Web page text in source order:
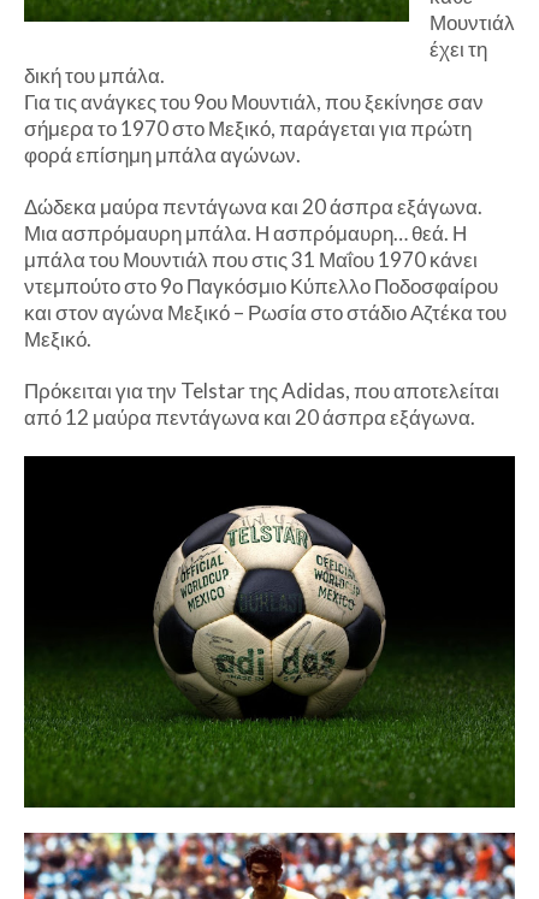
Μουντιάλ
έχει τη
δική του μπάλα.
Για τις ανάγκες του 9ου Μουντιάλ, που ξεκίνησε σαν
σήμερα το 1970 στο Μεξικό, παράγεται για πρώτη
φορά επίσημη μπάλα αγώνων.
Δώδεκα μαύρα πεντάγωνα και 20 άσπρα εξάγωνα.
Μια ασπρόμαυρη μπάλα. Η ασπρόμαυρη… θεά. Η
μπάλα του Μουντιάλ που στις 31 Μαΐου 1970 κάνει
ντεμπούτο στο 9ο Παγκόσμιο Κύπελλο Ποδοσφαίρου
και στον αγώνα Μεξικό – Ρωσία στο στάδιο Αζτέκα του
Μεξικό.
Πρόκειται για την Telstar της Adidas, που αποτελείται
από 12 μαύρα πεντάγωνα και 20 άσπρα εξάγωνα.